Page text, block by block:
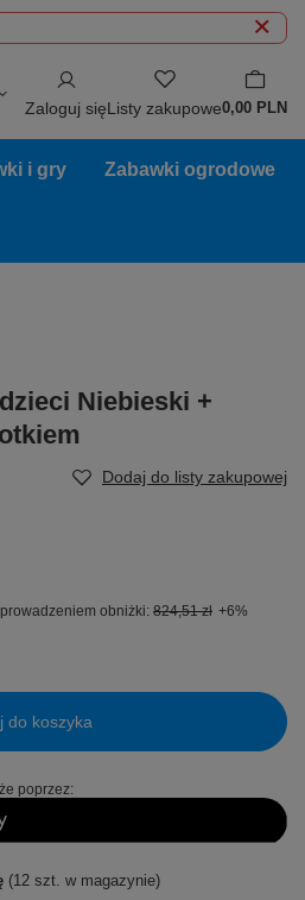
Zaloguj sięListy zakupowe0,00 PLN
i gry Zabawki ogrodowe
Niebieski +
Dodaj do listy zakupowej
obniżki: 824,51 zł +6%
do koszyka
poprzez:
(12 szt. w magazynie)